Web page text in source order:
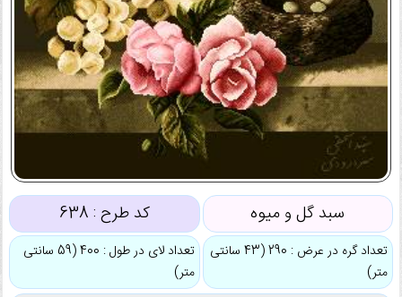
سبد گل و میوه کد طرح : 638
تعداد گره در عرض : 290 (43 سانتی
متر)
تعداد لای در طول : 400 (59 سانتی
متر)